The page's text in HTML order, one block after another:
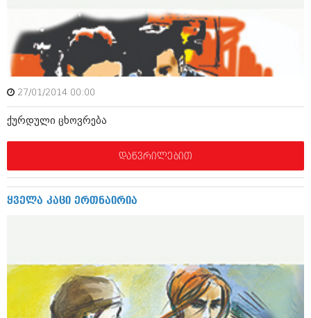
ნოემბერი 2015 (264)
ოქტომბერი 2015 (204)
სექტემბერი 2015 (215)
აგვისტო 2015 (286)
ივლისი 2015 (173)
აპრილი 2015 (208)
მარტი 2015 (365)
თებერვალი 2015 (286)
იანვარი 2015 (247)
დეკემბერი 2014 (342)
ოქტომბერი 2014 (292)
მაისი 2014 (313)
აპრილი 2014 (290)
მარტი 2014 (413)
თებერვალი 2014 (318)
27/01/2014 00:00
ქურდული ცხოვრება
დაწვრილებით
ყველა კაცი ერთნაირია